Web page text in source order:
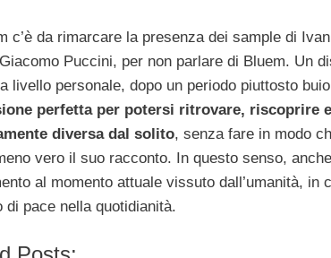
c’è da rimarcare la presenza dei sample di
Puccini, per non parlare di Bluem. Un
livello personale, dopo un periodo piuttosto
perfetta per potersi ritrovare, riscoprire
diversa dal solito, senza fare in modo
vero il suo racconto. In questo senso,
al momento attuale vissuto dall’umanità, in
di pace nella quotidianità.